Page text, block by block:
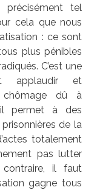
précisément tel
cela que nous
: ce sont
plus pénibles
C’est une
applaudir et
chômage dû à
il permet à des
de la
totalement
pas lutter
il faut
gagne tous